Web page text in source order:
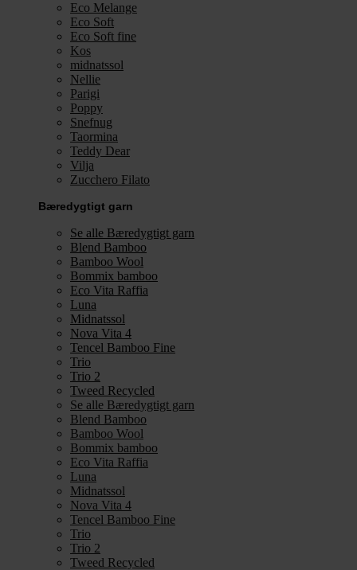
Eco Melange
Eco Soft
Eco Soft fine
Kos
midnatssol
Nellie
Parigi
Poppy
Snefnug
Taormina
Teddy Dear
Vilja
Zucchero Filato
Bæredygtigt garn
Se alle Bæredygtigt garn
Blend Bamboo
Bamboo Wool
Bommix bamboo
Eco Vita Raffia
Luna
Midnatssol
Nova Vita 4
Tencel Bamboo Fine
Trio
Trio 2
Tweed Recycled
Se alle Bæredygtigt garn
Blend Bamboo
Bamboo Wool
Bommix bamboo
Eco Vita Raffia
Luna
Midnatssol
Nova Vita 4
Tencel Bamboo Fine
Trio
Trio 2
Tweed Recycled